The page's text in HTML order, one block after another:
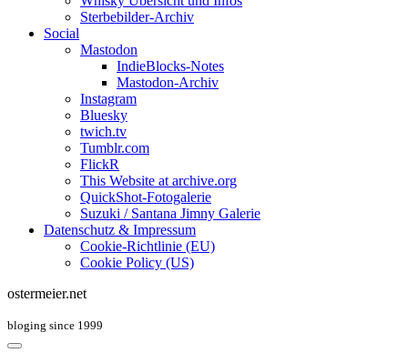
Sterbebilder-Archiv
Social
Mastodon
IndieBlocks-Notes
Mastodon-Archiv
Instagram
Bluesky
twich.tv
Tumblr.com
FlickR
This Website at archive.org
QuickShot-Fotogalerie
Suzuki / Santana Jimny Galerie
Datenschutz & Impressum
Cookie-Richtlinie (EU)
Cookie Policy (US)
ostermeier.net
bloging since 1999